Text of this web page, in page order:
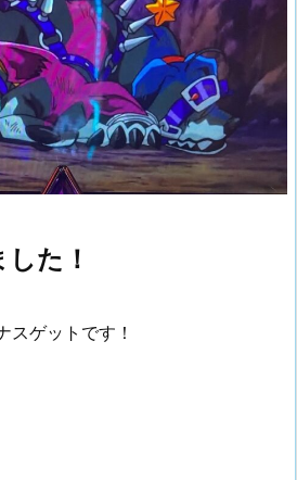
た！
スゲットです！